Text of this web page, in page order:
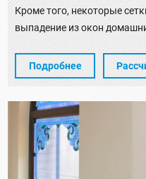
Кроме того, некоторые
выпадение из окон
Подробнее